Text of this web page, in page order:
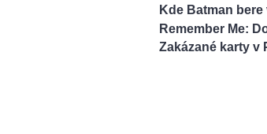
Kde Batman
Remember Me:
Zakázané karty v